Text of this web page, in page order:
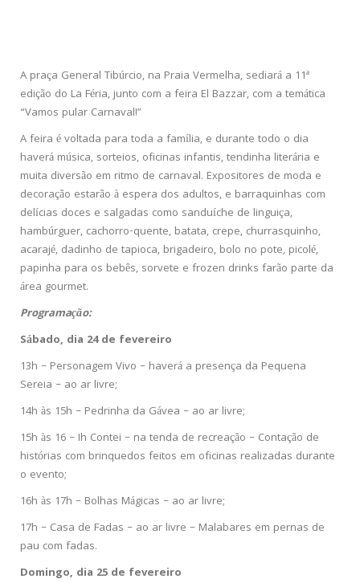
A praça General Tibúrcio, na Praia Vermelha, sediará a 11ª
edição do La Féria, junto com a feira El Bazzar, com a temática
“Vamos pular Carnaval!”
A feira é voltada para toda a família, e durante todo o dia
haverá música, sorteios, oficinas infantis, tendinha literária e
muita diversão em ritmo de carnaval. Expositores de moda e
decoração estarão à espera dos adultos, e barraquinhas com
delícias doces e salgadas como sanduíche de linguiça,
hambúrguer, cachorro-quente, batata, crepe, churrasquinho,
acarajé, dadinho de tapioca, brigadeiro, bolo no pote, picolé,
papinha para os bebês, sorvete e frozen drinks farão parte da
área gourmet.
Programação:
Sábado, dia 24 de fevereiro
13h – Personagem Vivo – haverá a presença da Pequena
Sereia – ao ar livre;
14h às 15h – Pedrinha da Gávea – ao ar livre;
15h às 16 – Ih Contei – na tenda de recreação – Contação de
histórias com brinquedos feitos em oficinas realizadas durante
o evento;
16h às 17h – Bolhas Mágicas – ao ar livre;
17h – Casa de Fadas – ao ar livre – Malabares em pernas de
pau com fadas.
Domingo, dia 25 de fevereiro